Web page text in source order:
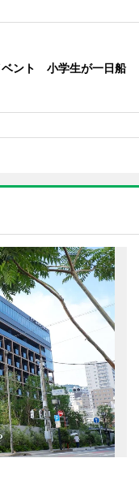
ベント 小学生が一日船